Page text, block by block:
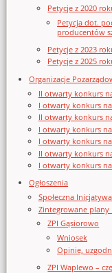
Petycje z 2020
Petycja dot.
producentów
Petycje z 2023
Petycje z 2025
Organizacje
II otwarty konkurs
I otwarty konkurs
II otwarty konkurs
I otwarty konkurs
I otwarty konkurs
II otwarty konkurs
I otwarty konkurs
Ogłoszenia
Społeczna
Zintegrowane plany
ZPI Gąsiorowo
Wniosek
Opinie,
ZPI Waplewo –